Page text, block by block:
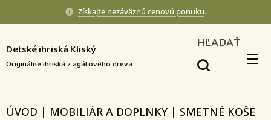
Získajte nezáväznú cenovú ponuku.
Detské ihriská Kliský
Originálne ihriská z agátového dreva
HĽADAŤ
ÚVOD | MOBILIÁR A DOPLNKY | SMETNÉ KOŠE